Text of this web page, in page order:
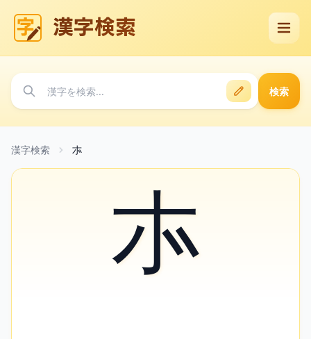
漢字検索
検索
漢字検索 㝳
㝳